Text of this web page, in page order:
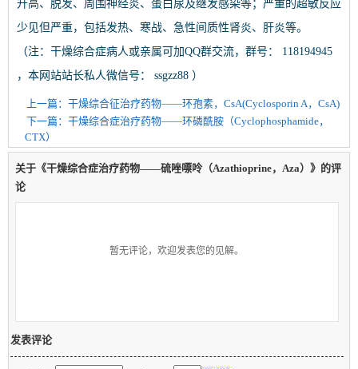
升高、脱发、周围神经炎、蛋白尿及继发感染等；严重的超敏反应
少见但严重，包括发热、寒战、急性间质性肾炎、肝炎等。
（注：干燥综合症病人或亲属可加QQ群交流，群号： 118194945
，本网站站长私人微信号： ssgzz88 ）
上一篇：干燥综合征治疗药物——环孢素，CsA(Cyclosporin A，CsA)
下一篇：干燥综合症治疗药物——环磷酰胺（Cyclophosphamide，
CTX）
关于《干燥综合症治疗药物——硫唑嘌呤（Azathioprine，Aza）》的评
论
暂无评论，欢迎发表您的见解。
发表评论